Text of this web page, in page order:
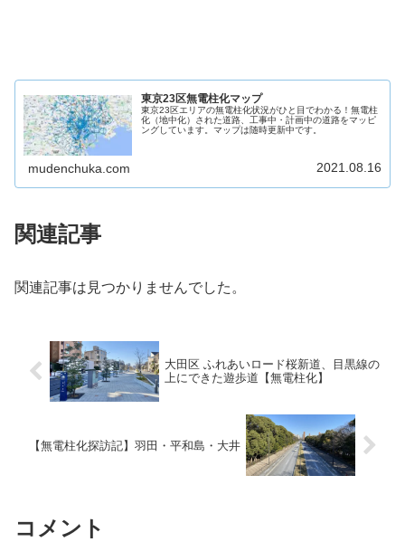
東京23区無電柱化マップ
東京23区エリアの無電柱化状況がひと目でわかる！無電柱
化（地中化）された道路、工事中・計画中の道路をマッピ
ングしています。マップは随時更新中です。
mudenchuka.com 2021.08.16
関連記事
関連記事は見つかりませんでした。
大田区 ふれあいロード桜新道、目黒線の
上にできた遊歩道【無電柱化】
【無電柱化探訪記】羽田・平和島・大井
コメント